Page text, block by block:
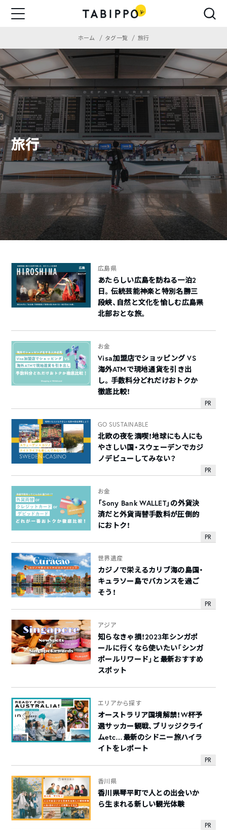
ホーム タグ一覧 旅行
旅行
広島県
あたらしい広島を訪ねる一泊2
日。伝統芸能神楽と特別名勝三
段峡、自然と文化を愉しむ広島県
北部おとな旅。
PR
お金
Visa加盟店でショッピング VS
海外ATMで現地通貨を引き出
し。手数料分どれだけおトクか
徹底比較！
PR
GO SUSTAINABLE
北欧の夜を満喫！地球にも人にも
やさしい国・スウェーデンでカジ
ノデビューしてみない？
PR
お金
「Sony Bank WALLET」の外貨決
済だと外貨両替手数料が圧倒的
におトク！
PR
世界遺産
カジノで栄えるカリブ海の島国・
キュラソー島でバカンスを過ご
そう！
アジア
知らなきゃ損！2023年シンガポ
ールに行くなら使いたい「シンガ
ポールリワード」と最新おすすめ
スポット
PR
エリアから探す
オーストラリア国境解禁！W杯予
選サッカー観戦、ブリッジクライ
ムetc…最新のシドニー旅ハイラ
イトをレポート
PR
香川県
香川県琴平町で人との出会いか
ら生まれる新しい観光体験